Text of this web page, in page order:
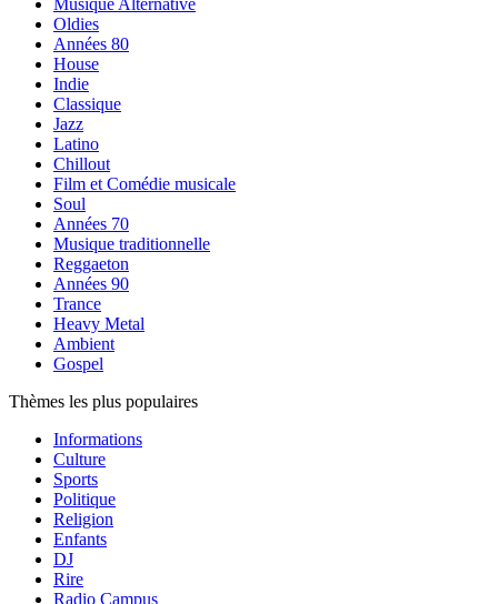
Musique Alternative
Oldies
Années 80
House
Indie
Classique
Jazz
Latino
Chillout
Film et Comédie musicale
Soul
Années 70
Musique traditionnelle
Reggaeton
Années 90
Trance
Heavy Metal
Ambient
Gospel
Thèmes les plus populaires
Informations
Culture
Sports
Politique
Religion
Enfants
DJ
Rire
Radio Campus